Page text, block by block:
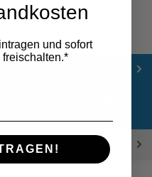
Der M201.350
analoger Monoblock-
und sofort